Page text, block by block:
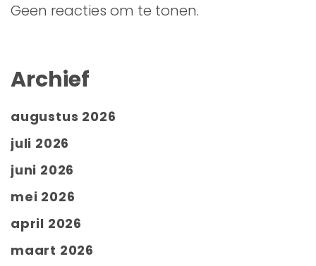
Geen reacties om te tonen.
Archief
augustus 2026
juli 2026
juni 2026
mei 2026
april 2026
maart 2026